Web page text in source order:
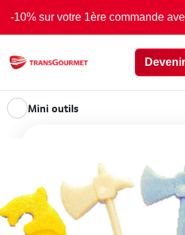
-10% sur votre 1ère commande
Mini outils